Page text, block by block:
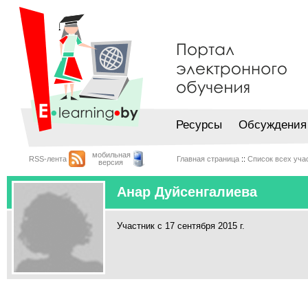
Ресурсы Обсуждения
RSS-лента
мобильная
версия
Главная страница :: Список всех
Анар Дуйсенгалиева
Участник с 17 сентября 2015 г.